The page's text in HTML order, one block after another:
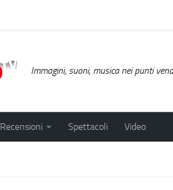
Immagini, suoni, musica nei punti
Recensioni Spettacoli Video